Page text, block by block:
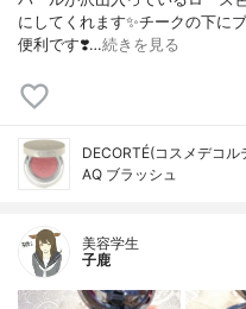
にしてくれます✨チークの下に
便利です❣️…続きを見る
DECORTÉ(コスメデコル
AQ ブラッシュ
美容学生
子鹿